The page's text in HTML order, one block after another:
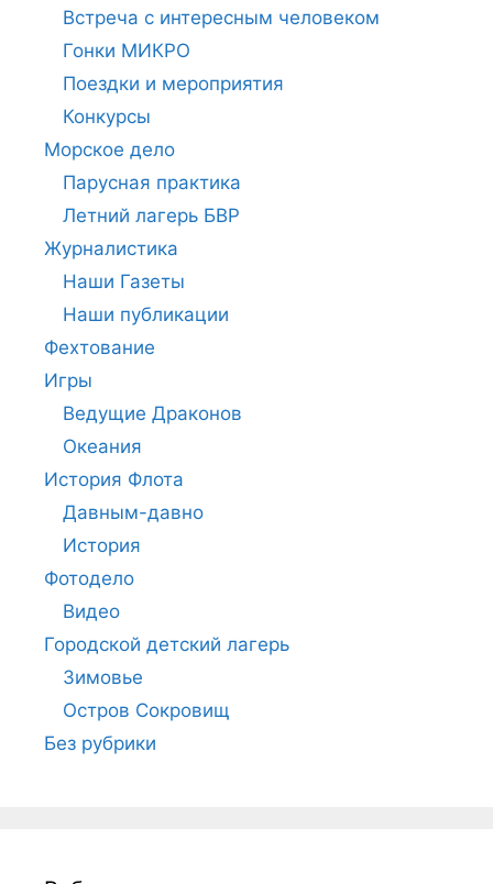
Встреча с интересным человеком
Гонки МИКРО
Поездки и мероприятия
Конкурсы
Морское дело
Парусная практика
Летний лагерь БВР
Журналистика
Наши Газеты
Наши публикации
Фехтование
Игры
Ведущие Драконов
Океания
История Флота
Давным-давно
История
Фотодело
Видео
Городской детский лагерь
Зимовье
Остров Сокровищ
Без рубрики